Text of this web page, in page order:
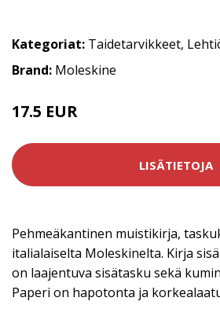
Kategoriat: Taidetarvikkeet,
Brand: Moleskine
17.5 EUR
LISÄTIETOJA
Pehmeäkantinen muistikirja,
italialaiselta Moleskinelta. Kirja
on laajentuva sisätasku sekä
Paperi on hapotonta ja